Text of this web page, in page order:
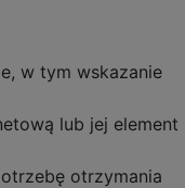
w tym wskazanie
lub jej element
otrzymania